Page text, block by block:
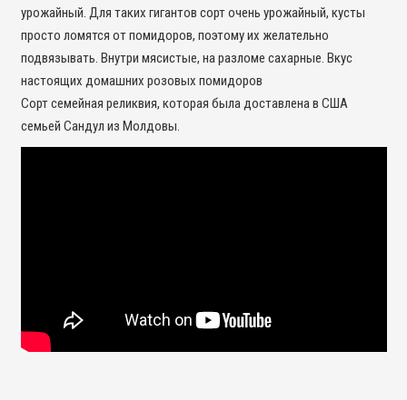
урожайный. Для таких гигантов сорт очень урожайный, кусты
просто ломятся от помидоров, поэтому их желательно
подвязывать. Внутри мясистые, на разломе сахарные. Вкус
настоящих домашних розовых помидоров
Сорт семейная реликвия, которая была доставлена ​​в США
семьей Сандул из Молдовы.